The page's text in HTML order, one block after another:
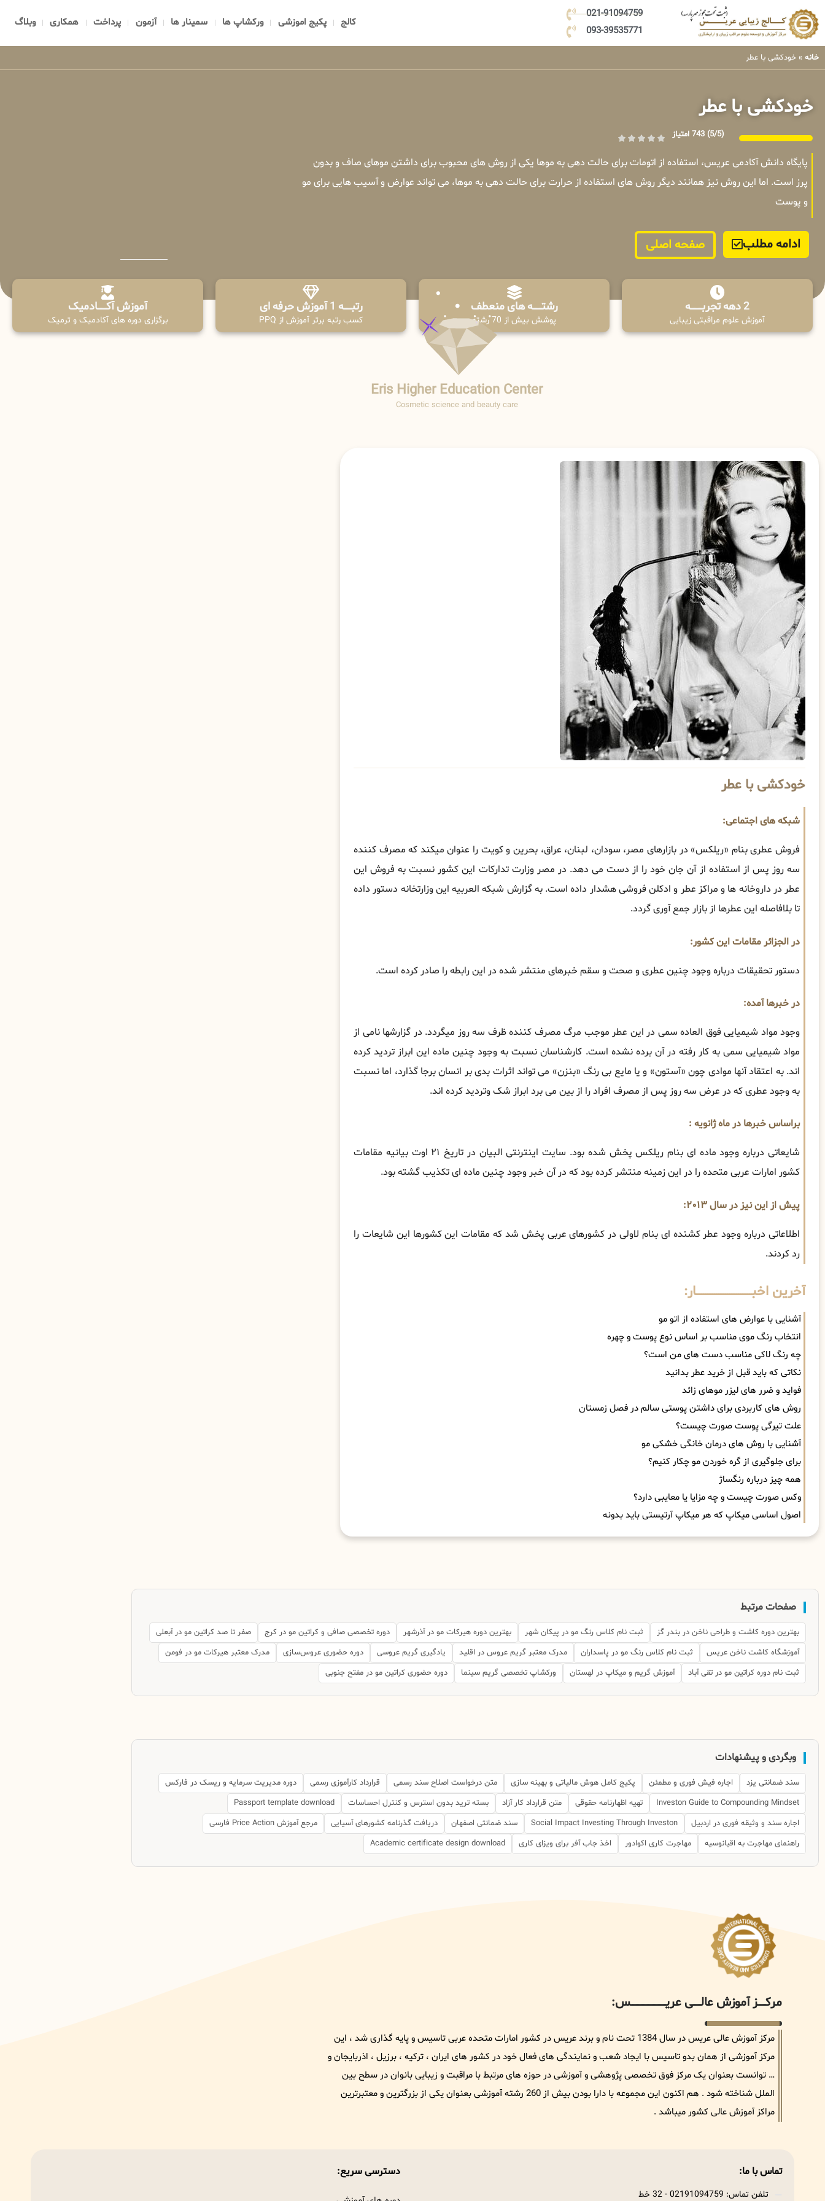
021-91094759
093-39535771
کالج پکیج اموزشی ورکشاپ ها سمینار ها آزمون پرداخت همکاری وبلاگ
خانه » خودکشی با عطر
خودکشی با عطر
(5/5) 743 امتیاز
پایگاه دانش آکادمی عریس، استفاده از اتومات برای حالت دهی به موها یکی از روش های محبوب برای داشتن موهای صاف و بدون
پرز است. اما این روش نیز همانند دیگر روش های استفاده از حرارت برای حالت دهی به موها، می تواند عوارض و آسیب هایی برای مو
و پوست
ادامه مطلب صفحه اصلی
2 دهه تجربـــــــــه
آموزش علوم مراقبتی زیبایی
رشتـــــــه های منعطف
پوشش بیش از 70 رشته
رتبــــــه 1 آموزش حرفه ای
کسب رتبه برتر آموزش از PPQ
آموزش آکـــــــادمیک
برگزاری دوره های آکادمیک و ترمیک
Eris Higher Education Center
Cosmetic science and beauty care
خودکشی با عطر
شبکه های اجتماعی:
فروش عطری بنام «ریلکس» در بازارهای مصر، سودان، لبنان، عراق، بحرین و کویت را عنوان میکند که مصرف کننده
سه روز پس از استفاده از آن جان خود را از دست می دهد. در مصر وزارت تدارکات این کشور نسبت به فروش این
عطر در داروخانه ها و مراکز عطر و ادکلن فروشی هشدار داده است. به گزارش شبکه العربیه این وزارتخانه دستور داده
تا بلافاصله این عطرها از بازار جمع آوری گردد.
در الجزائر مقامات این کشور:
دستور تحقیقات درباره وجود چنین عطری و صحت و سقم خبرهای منتشر شده در این رابطه را صادر کرده است.
در خبرها آمده:
وجود مواد شیمیایی فوق العاده سمی در این عطر موجب مرگ مصرف کننده ظرف سه روز میگردد. در گزارشها نامی از
مواد شیمیایی سمی به کار رفته در آن برده نشده است. کارشناسان نسبت به وجود چنین ماده این ابراز تردید کرده
اند. به اعتقاد آنها موادی چون «آستون» و یا مایع بی رنگ «بنزن» می تواند اثرات بدی بر انسان برجا گذارد، اما نسبت
به وجود عطری که در عرض سه روز پس از مصرف افراد را از بین می برد ابراز شک وتردید کرده اند.
براساس خبرها در ماه ژانویه :
شایعاتی درباره وجود ماده ای بنام ریلکس پخش شده بود. سایت اینترنتی البیان در تاریخ ۲۱ اوت بیانیه مقامات
کشور امارات عربی متحده را در این زمینه منتشر کرده بود که در آن خبر وجود چنین ماده ای تکذیب گشته بود.
پیش از این نیز در سال ۲۰۱۳:
اطلاعاتی درباره وجود عطر کشنده ای بنام لاولی در کشورهای عربی پخش شد که مقامات این کشورها این شایعات را
رد کردند.
آخرین اخبــــــــــــــــــــــــــــــار:
آشنایی با عوارض های استفاده از اتو مو
انتخاب رنگ موی مناسب بر اساس نوع پوست و چهره
چه رنگ لاکی مناسب دست های من است؟
نکاتی که باید قبل از خرید عطر بدانید
فواید و ضرر های لیزر موهای زائد
روش های کاربردی برای داشتن پوستی سالم در فصل زمستان
علت تیرگی پوست صورت چیست؟
آشنایی با روش های درمان خانگی خشکی مو
برای جلوگیری از گره خوردن مو چکار کنیم؟
همه چیز درباره رنگساژ
وکس صورت چیست و چه مزایا یا معایبی دارد؟
اصول اساسی میکاپ که هر میکاپ آرتیستی باید بدونه
صفحات مرتبط
بهترین دوره کاشت و طراحی ناخن در بندر گز ثبت نام کلاس رنگ مو در پیکان شهر بهترین دوره هیرکات مو در آذرشهر دوره تخصصی صافی و کراتین مو در کرج
صفر تا صد کراتین مو در آبعلی
آموزشگاه کاشت ناخن عریس
ثبت نام کلاس رنگ مو در پاسداران مدرک معتبر گریم عروس در اقلید یادگیری گریم عروسی دوره حضوری عروس‌سازی
مدرک معتبر هیرکات مو در فومن
ثبت نام دوره کراتین مو در تقی آباد
آموزش گریم و میکاپ در لهستان ورکشاپ تخصصی گریم سینما دوره حضوری کراتین مو در مفتح جنوبی
وبگردی و پیشنهادات
سند ضمانتی یزد اجاره فیش فوری و مطمئن پکیج کامل هوش مالیاتی و بهینه سازی متن درخواست اصلاح سند رسمی قرارداد کارآموزی رسمی
دوره مدیریت سرمایه و ریسک در فارکس
Investon Guide to Compounding Mindset
تهیه اظهارنامه حقوقی متن قرارداد کار آزاد بسته ترید بدون استرس و کنترل احساسات
Passport template download
اجاره سند و وثیقه فوری در اردبیل
Social Impact Investing Through Investon سند ضمانتی اصفهان دریافت گذرنامه کشورهای آسیایی
مرجع آموزش Price Action فارسی
راهنمای مهاجرت به اقیانوسیه
مهاجرت کاری اکوادور اخذ جاب آفر برای ویزای کاری Academic certificate design download
مرکــــــز آموزش عالــــــی عریــــــــــــــــــــــــــــس:
مرکز آموزش عالی عریس در سال 1384 تحت نام و برند عریس در کشور امارات متحده عربی تاسیس و پایه گذاری شد ، این
مرکز آموزشی از همان بدو تاسیس با ایجاد شعب و نمایندگی های فعال خود در کشور های ایران ، ترکیه ، برزیل ، اذربایجان و
… توانست بعنوان یک مرکز فوق تخصصی پژوهشی و آموزشی در حوزه های مرتبط با مراقبت و زیبایی بانوان در سطح بین
الملل شناخته شود . هم اکنون این مجموعه با دارا بودن بیش از 260 رشته آموزشی بعنوان یکی از بزرگترین و معتبرترین
مراکز آموزش عالی کشور میباشد .
تماس با ما:
تلفن تماس: 02191094759 - 32 خط
دسترسی سریع: